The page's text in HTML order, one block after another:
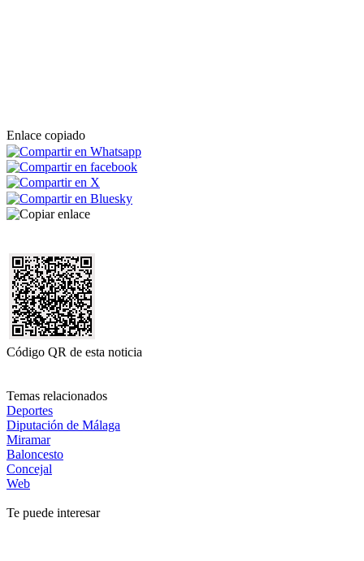
Enlace copiado
Código QR de esta noticia
Temas relacionados
Deportes
Diputación de Málaga
Miramar
Baloncesto
Concejal
Web
Te puede interesar